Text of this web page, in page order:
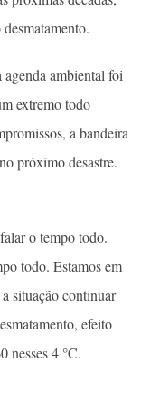
ambiental foi
extremo todo
a bandeira
próximo desastre.
o tempo todo.
todo. Estamos em
situação continuar
efeito
nesses 4 °C.